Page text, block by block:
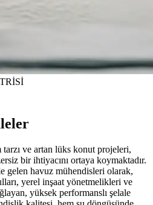
ve artan lüks konut projeleri,
bir ihtiyacını ortaya koymaktadır.
gelen havuz mühendisleri olarak,
yerel inşaat yönetmelikleri ve
yüksek performanslı şelale